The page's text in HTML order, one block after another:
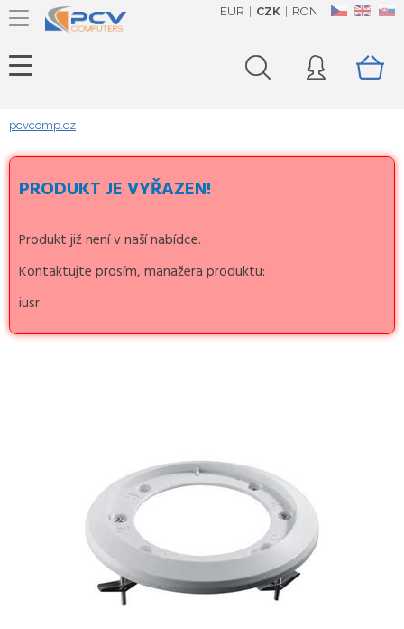
CZ EN SK
EUR CZK RON
pcvcomp.cz
PRODUKT JE VYŘAZEN!
Produkt již není v naší nabídce.
Kontaktujte prosím, manažera produktu:
iusr